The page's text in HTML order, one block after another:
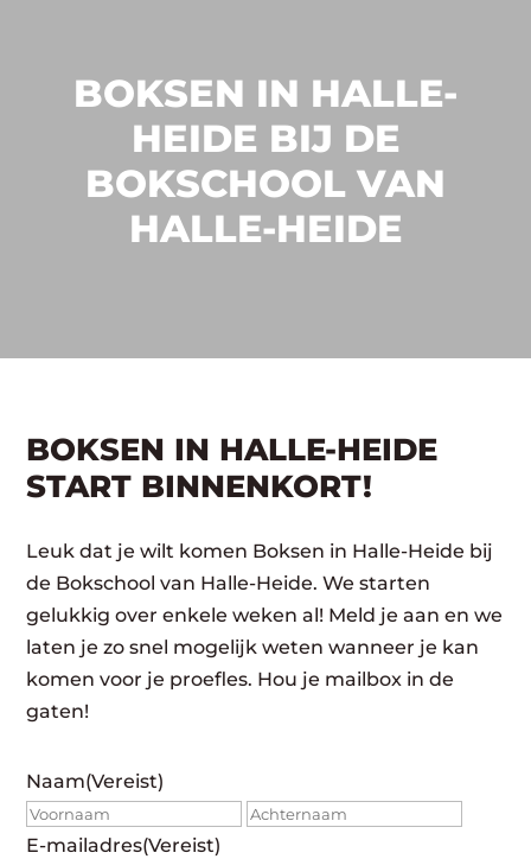
BOKSEN IN HALLE-
HEIDE BIJ DE
BOKSCHOOL VAN
HALLE-HEIDE
BOKSEN IN HALLE-HEIDE
START BINNENKORT!
Leuk dat je wilt komen Boksen in Halle-Heide bij
de Bokschool van Halle-Heide. We starten
gelukkig over enkele weken al! Meld je aan en we
laten je zo snel mogelijk weten wanneer je kan
komen voor je proefles. Hou je mailbox in de
gaten!
Naam(Vereist)
Voornaam
E-mailadres(Vereist)